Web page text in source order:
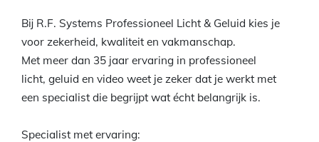
Bij R.F. Systems Professioneel Licht & Geluid kies je
voor zekerheid, kwaliteit en vakmanschap.
Met meer dan 35 jaar ervaring in professioneel
licht, geluid en video weet je zeker dat je werkt met
een specialist die begrijpt wat écht belangrijk is.
Specialist met ervaring: